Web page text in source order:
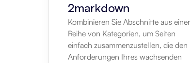
2markdown
Kombinieren Sie Abschnitte aus einer
Reihe von Kategorien, um Seiten
einfach zusammenzustellen, die den
Anforderungen Ihres wachsenden